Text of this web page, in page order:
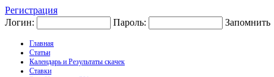
Регистрация
Логин:
Пароль: Запомнить
Главная
Статьи
Календарь и Результаты скачек
Ставки